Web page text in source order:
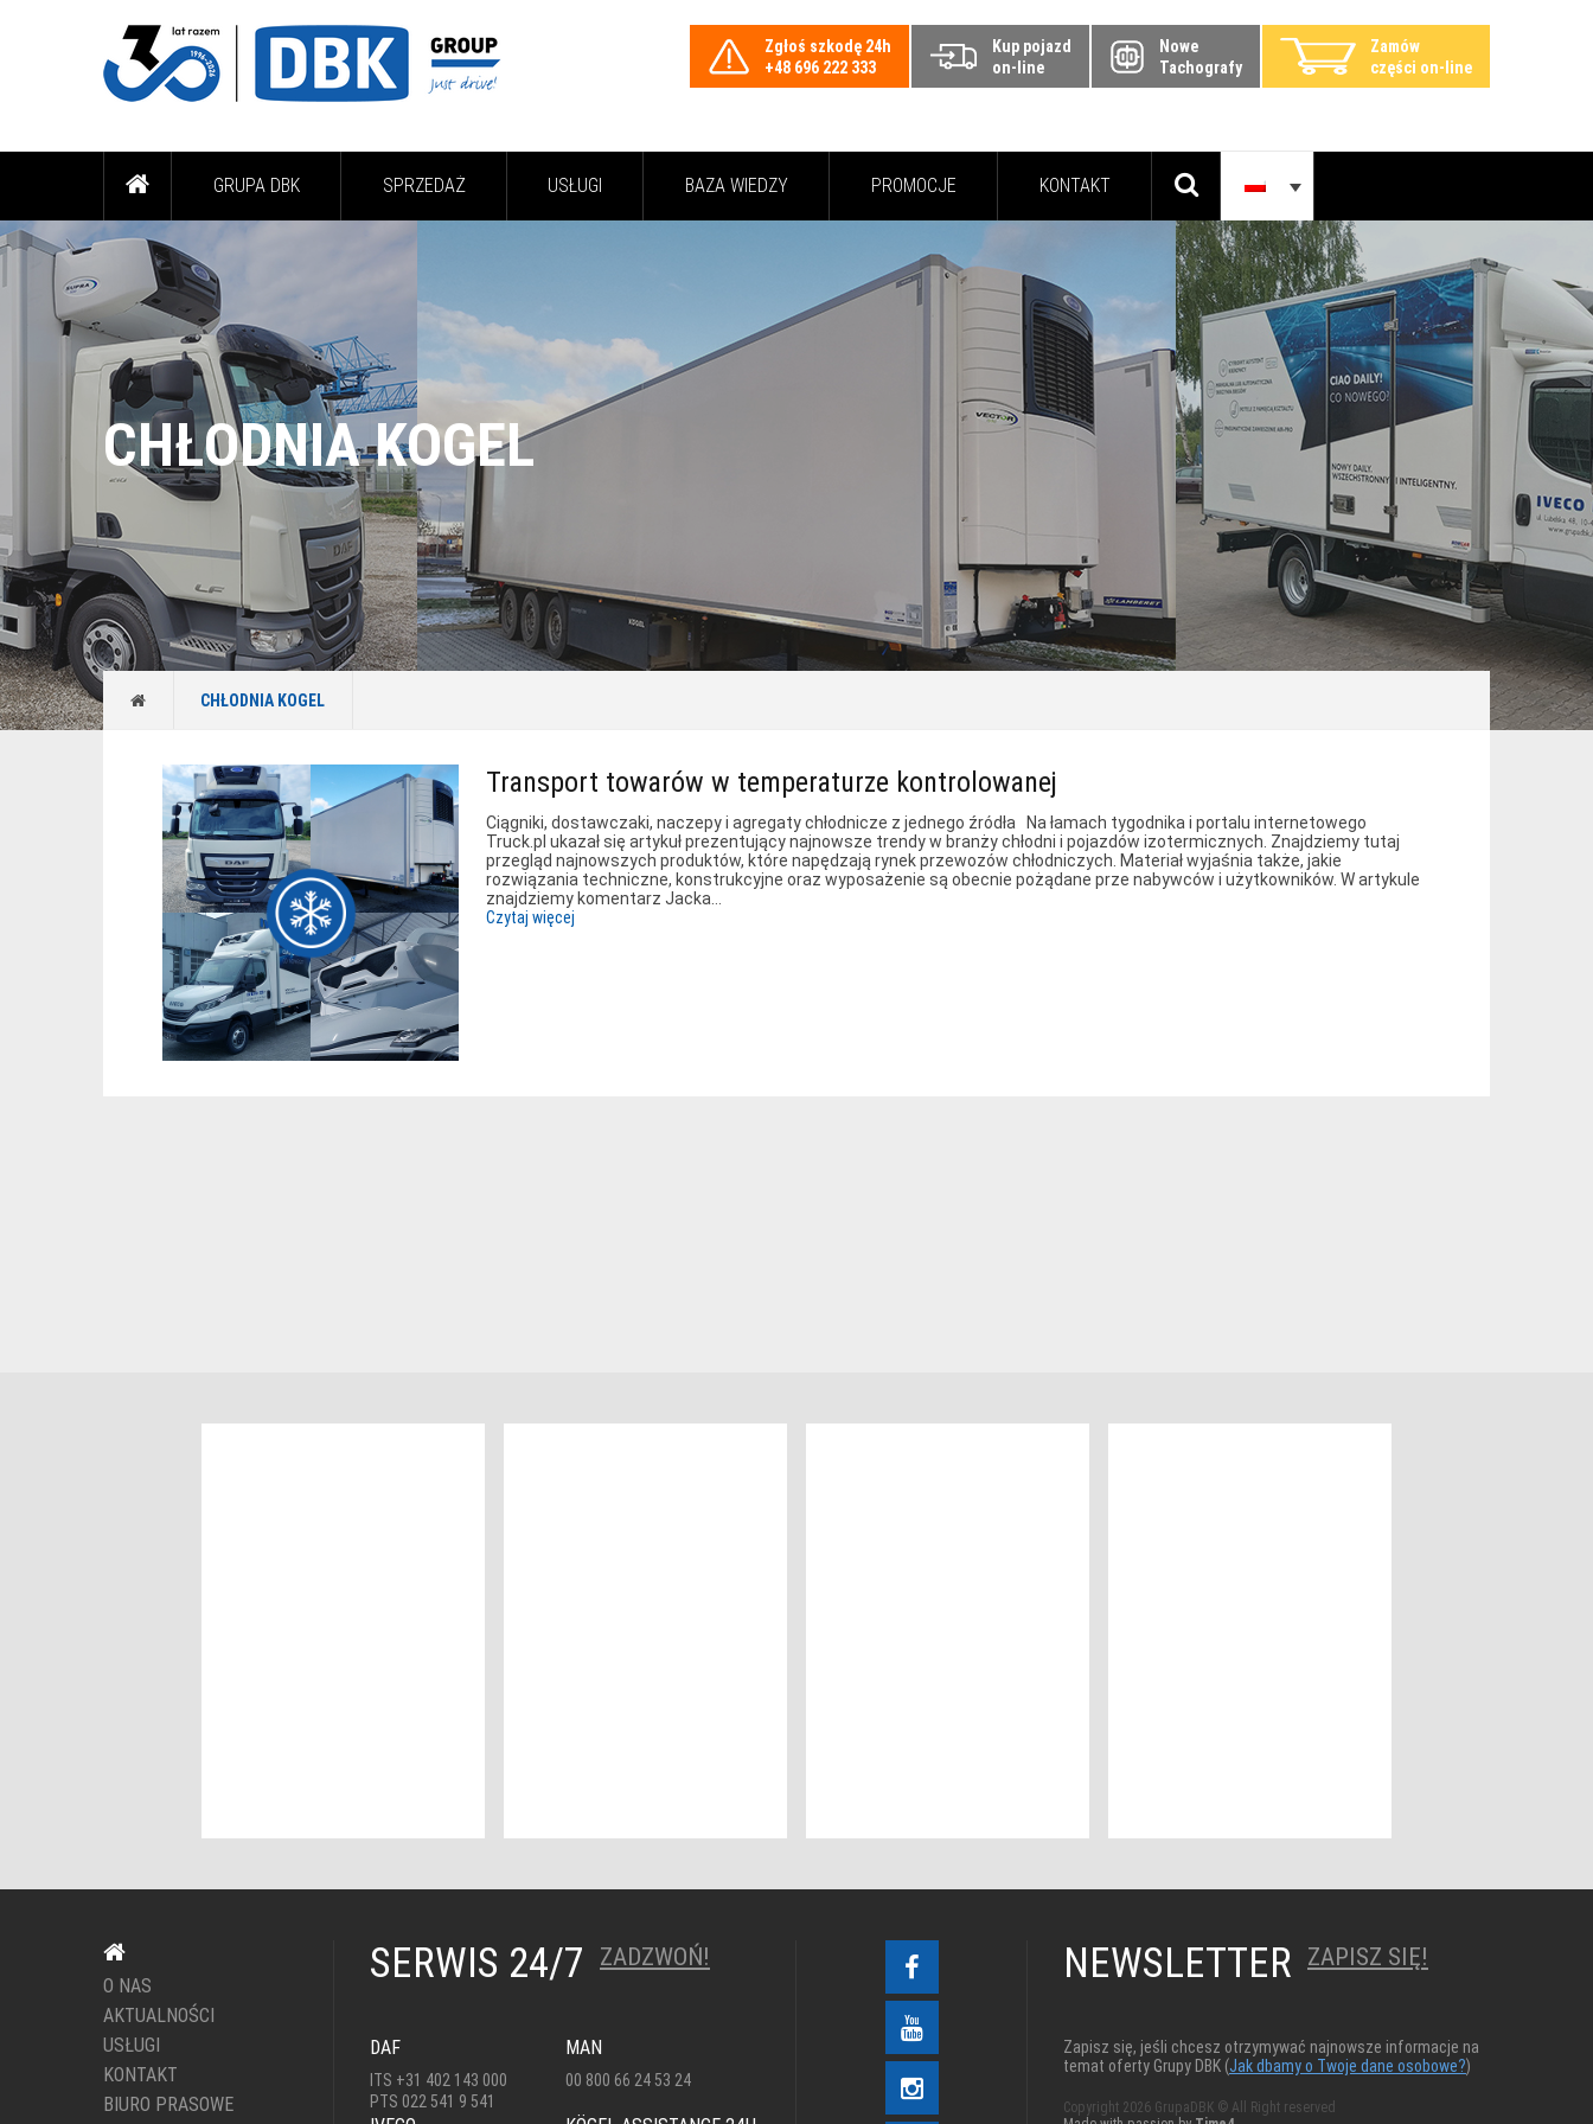
Zgłoś szkodę 24h
+48 696 222 333
Kup pojazd
on-line
Nowe
Tachografy
Zamów
części on-line
GRUPA DBK SPRZEDAŻ USŁUGI BAZA WIEDZY PROMOCJE KONTAKT
CHŁODNIA KOGEL
CHŁODNIA KOGEL
Transport towarów w temperaturze kontrolowanej
Ciągniki, dostawczaki, naczepy i agregaty chłodnicze z jednego źródła Na łamach tygodnika i portalu internetowego
Truck.pl ukazał się artykuł prezentujący najnowsze trendy w branży chłodni i pojazdów izotermicznych. Znajdziemy tutaj
przegląd najnowszych produktów, które napędzają rynek przewozów chłodniczych. Materiał wyjaśnia także, jakie
rozwiązania techniczne, konstrukcyjne oraz wyposażenie są obecnie pożądane prze nabywców i użytkowników. W artykule
znajdziemy komentarz Jacka…
Czytaj więcej
O NAS
AKTUALNOŚCI
USŁUGI
KONTAKT
BIURO PRASOWE
SERWIS 24/7 ZADZWOŃ!
DAF
ITS +31 402 143 000
PTS 022 541 9 541
MAN
00 800 66 24 53 24
NEWSLETTER ZAPISZ SIĘ!
Zapisz się, jeśli chcesz otrzymywać najnowsze informacje na
temat oferty Grupy DBK (Jak dbamy o Twoje dane osobowe?)
Copyright 2026 GrupaDBK © All Right reserved